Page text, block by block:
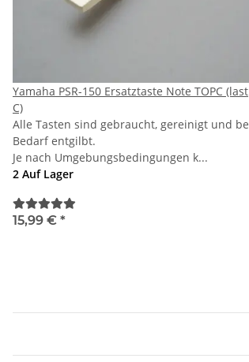
Yamaha PSR-150 Ersatztaste Note TOPC (last
C)
Alle Tasten sind gebraucht, gereinigt und
Bedarf entgilbt.
Je nach Umgebungsbedingungen k...
2 Auf Lager
15,99 € *